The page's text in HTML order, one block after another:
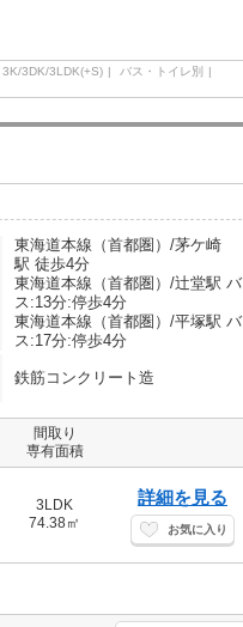
3K/3DK/3LDK(+S)
バス・トイレ別
東海道本線（首都圏）/茅ケ崎
駅 徒歩4分
東海道本線（首都圏）/辻堂駅 バ
ス:13分:停歩4分
東海道本線（首都圏）/平塚駅 バ
ス:17分:停歩4分
鉄筋コンクリート造
間取り
専有面積
3LDK
74.38㎡
詳細を見る
お気に入り